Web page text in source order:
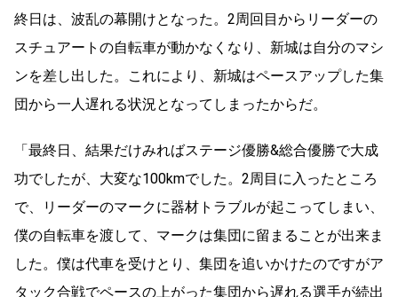
終日は、波乱の幕開けとなった。2周回目からリーダーの
スチュアートの自転車が動かなくなり、新城は自分のマシ
ンを差し出した。これにより、新城はペースアップした集
団から一人遅れる状況となってしまったからだ。
「最終日、結果だけみればステージ優勝&総合優勝で大成
功でしたが、大変な100kmでした。2周目に入ったところ
で、リーダーのマークに器材トラブルが起こってしまい、
僕の自転車を渡して、マークは集団に留まることが出来ま
した。僕は代車を受けとり、集団を追いかけたのですがア
タック合戦でペースの上がった集団から遅れる選手が続出